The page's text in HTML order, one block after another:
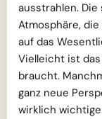
ausstrahlen.
Atmosphäre,
auf das
Vielleicht ist
braucht.
ganz neue
wirklich